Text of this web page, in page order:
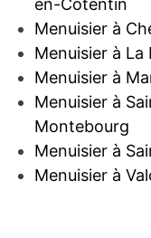
en-Cotentin
Menuisier à
Menuisier à La
Menuisier à
Menuisier à
Montebourg
Menuisier à
Menuisier à